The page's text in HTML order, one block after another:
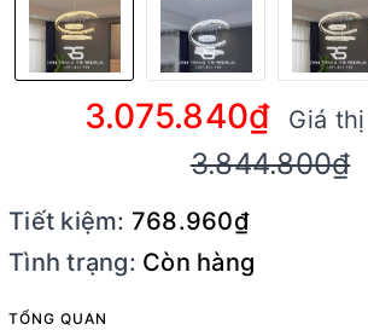
3.075.840₫ Giá
3.844.800₫
Tiết kiệm: 768.960₫
Tình trạng: Còn hàng
TỔNG QUAN